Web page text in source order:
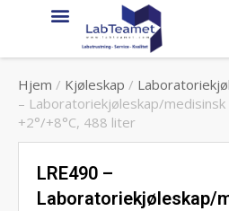
Hjem / Kjøleskap /
– Laboratoriekjøleskap/medisinsk
+2°/+8°C, 488 liter
LRE490 –
Laboratoriekjøleskap/